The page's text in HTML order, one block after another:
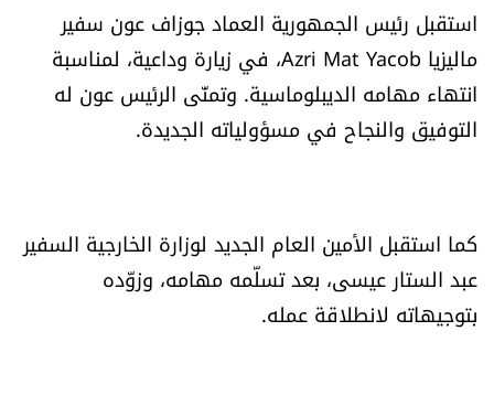
خاص الموقع
كتّابنا
آراء
اقتصاد
استقبل رئيس الجمهورية العماد جوزاف عون سفير
ماليزيا Azri Mat Yacob، في زيارة وداعية، لمناسبة
انتهاء مهامه الديبلوماسية. وتمنّى الرئيس عون له
التوفيق والنجاح في مسؤولياته الجديدة.
كما استقبل الأمين العام الجديد لوزارة الخارجية السفير
عبد الستار عيسى، بعد تسلّمه مهامه، وزوّده
بتوجيهاته لانطلاقة عمله.